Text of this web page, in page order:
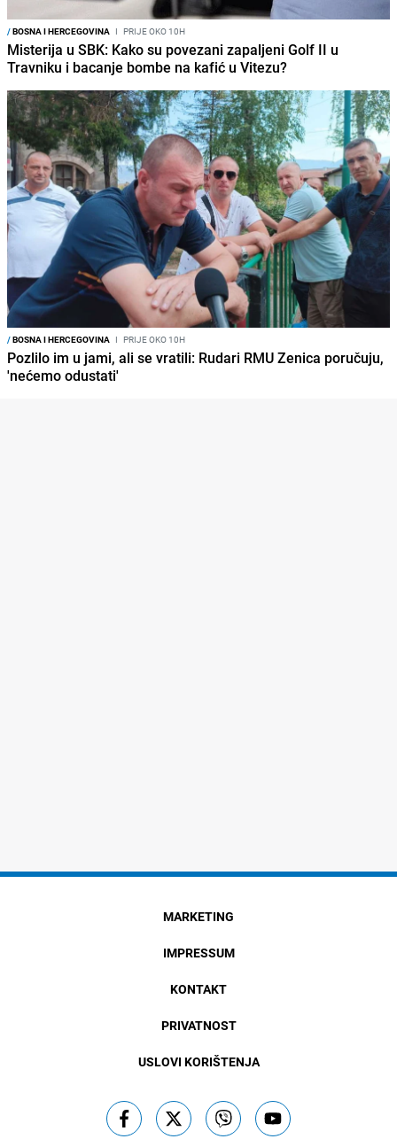
/BOSNA I HERCEGOVINA I PRIJE OKO 10H
Misterija u SBK: Kako su povezani zapaljeni Golf II u
Travniku i bacanje bombe na kafić u Vitezu?
/BOSNA I HERCEGOVINA I PRIJE OKO 10H
Pozlilo im u jami, ali se vratili: Rudari RMU Zenica poručuju,
'nećemo odustati'
MARKETING
IMPRESSUM
KONTAKT
PRIVATNOST
USLOVI KORIŠTENJA